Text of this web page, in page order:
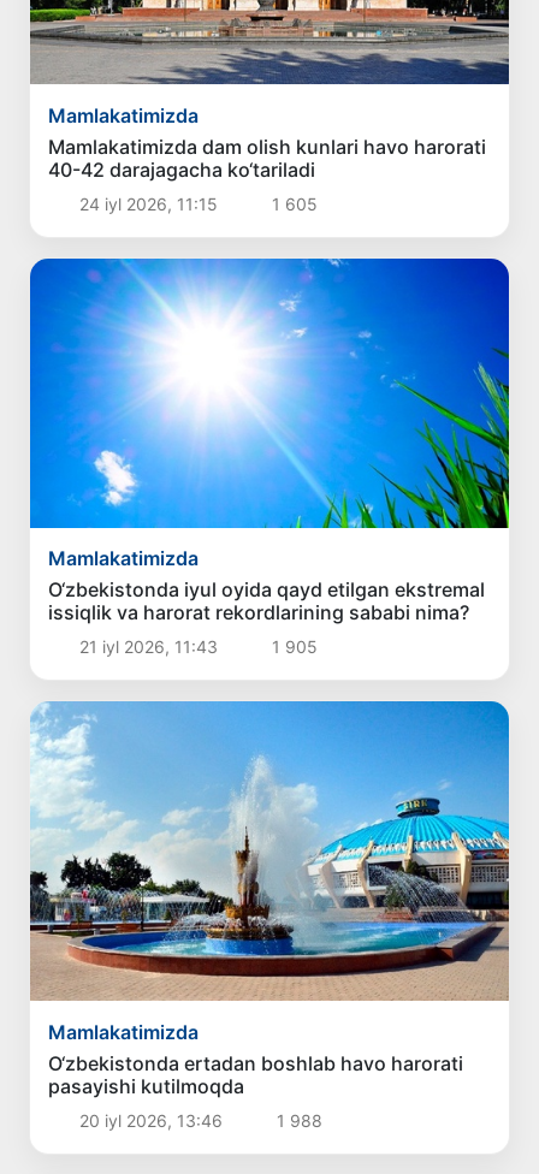
Mamlakatimizda
Mamlakatimizda dam olish kunlari havo harorati
40-42 darajagacha ko‘tariladi
24 iyl 2026, 11:15 1 605
Mamlakatimizda
O‘zbekistonda iyul oyida qayd etilgan ekstremal
issiqlik va harorat rekordlarining sababi nima?
21 iyl 2026, 11:43 1 905
Mamlakatimizda
O‘zbekistonda ertadan boshlab havo harorati
pasayishi kutilmoqda
20 iyl 2026, 13:46 1 988